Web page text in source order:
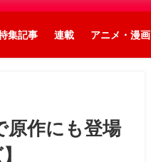
集記事 連載 アニメ・漫画
原作にも登場